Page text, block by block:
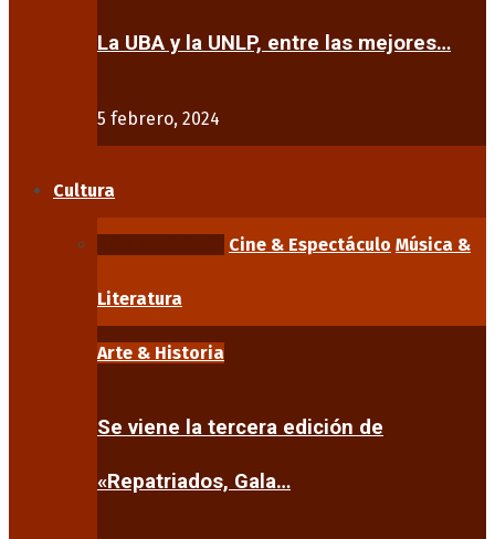
La UBA y la UNLP, entre las mejores…
5 febrero, 2024
Cultura
Cine & Espectáculo Música &
Literatura
Arte & Historia
Se viene la tercera edición de
«Repatriados, Gala…